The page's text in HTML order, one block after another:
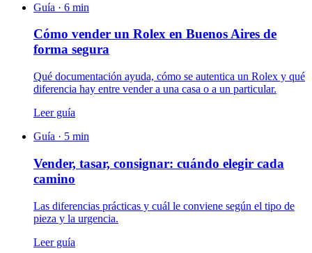
Guía · 6 min
Cómo vender un Rolex en Buenos Aires de
forma segura
Qué documentación ayuda, cómo se autentica un Rolex y qué
diferencia hay entre vender a una casa o a un particular.
Leer guía
Guía · 5 min
Vender, tasar, consignar: cuándo elegir cada
camino
Las diferencias prácticas y cuál le conviene según el tipo de
pieza y la urgencia.
Leer guía